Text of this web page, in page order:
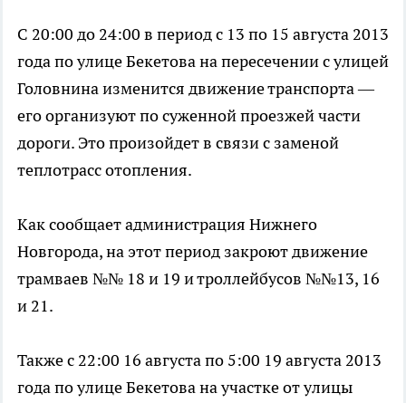
С 20:00 до 24:00 в период с 13 по 15 августа 2013
года по улице Бекетова на пересечении с улицей
Головнина изменится движение транспорта —
его организуют по суженной проезжей части
дороги. Это произойдет в связи с заменой
теплотрасс отопления.
Как сообщает администрация Нижнего
Новгорода, на этот период закроют движение
трамваев №№ 18 и 19 и троллейбусов №№13, 16
и 21.
Также с 22:00 16 августа по 5:00 19 августа 2013
года по улице Бекетова на участке от улицы